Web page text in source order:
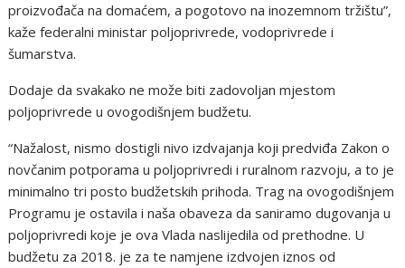
proizvođača na domaćem, a pogotovo na inozemnom tržištu”,
kaže federalni ministar poljoprivrede, vodoprivrede i
šumarstva.
Dodaje da svakako ne može biti zadovoljan mjestom
poljoprivrede u ovogodišnjem budžetu.
“Nažalost, nismo dostigli nivo izdvajanja koji predviđa Zakon o
novčanim potporama u poljoprivredi i ruralnom razvoju, a to je
minimalno tri posto budžetskih prihoda. Trag na ovogodišnjem
Programu je ostavila i naša obaveza da saniramo dugovanja u
poljoprivredi koje je ova Vlada naslijedila od prethodne. U
budžetu za 2018. je za te namjene izdvojen iznos od